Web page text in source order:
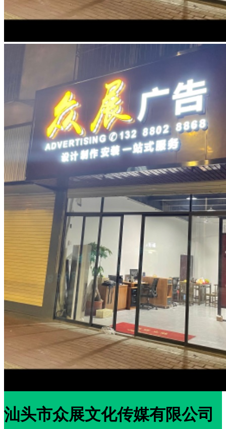
汕头市众展文化传媒有限公司